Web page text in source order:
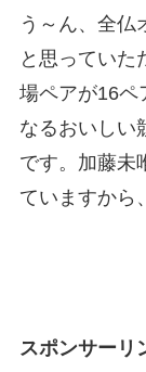
う～ん、全仏
と思っていた
場ペアが16ペ
なるおいしい
です。加藤未
ていますから
スポンサーリ